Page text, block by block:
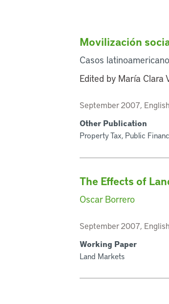
Movilización
Casos
Edited by María Clara
September 2007, English
Other Publication
Property Tax, Public
The Effects of
Oscar Borrero
September 2007, English
Working Paper
Land Markets